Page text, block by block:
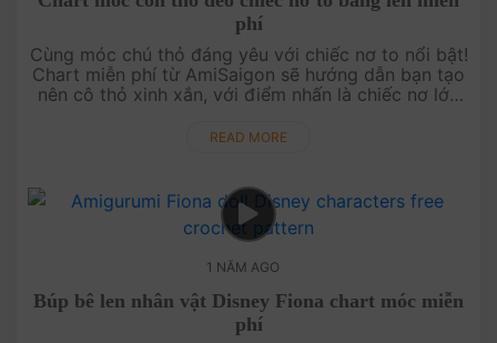
phí
Cùng móc chú thỏ đáng yêu với chiếc nơ to nổi bật!
Chart miễn phí từ AmiSaigon sẽ hướng dẫn bạn tạo
nên cô thỏ xinh xắn, với điểm nhấn là chiếc nơ lớn
ngôi nhà của bạ....
READ MORE
1 NĂM AGO
Búp bê len nhân vật Disney Fiona chart móc miễn
phí